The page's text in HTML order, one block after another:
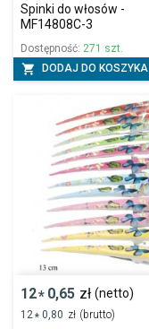
Spinki do włosów -
MF14808C-3
Dostępność: 271 szt.
 DODAJ DO KOSZYKA
12* 0,65 zł (netto)
12* 0,80 zł (brutto)